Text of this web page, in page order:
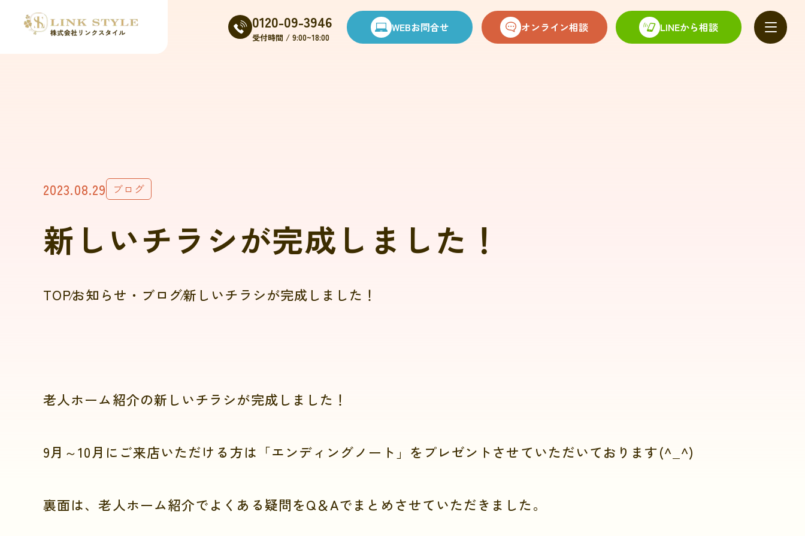
0120-09-3946
受付時間 / 9:00~18:00
WEBお問合せ オンライン相談 LINEから相談
2023.08.29 ブログ
新しいチラシが完成しました！
TOPお知らせ・ブログ新しいチラシが完成しました！
老人ホーム紹介の新しいチラシが完成しました！
9月～10月にご来店いただける方は「エンディングノート」をプレゼントさせていただいております(^_^)
裏面は、老人ホーム紹介でよくある疑問をQ＆Aでまとめさせていただきました。